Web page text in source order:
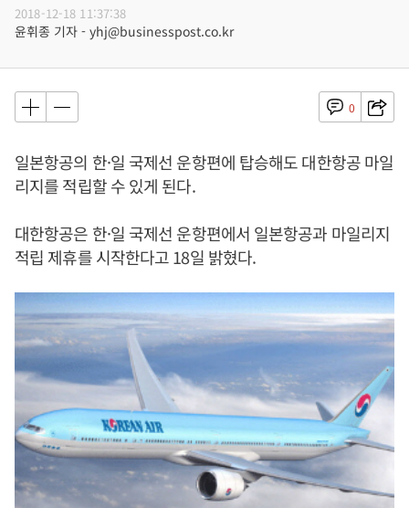
2018-12-18 11:37:38
윤휘종 기자 - yhj@businesspost.co.kr
0
일본항공의 한·일 국제선 운항편에 탑승해도 대한항공 마일
리지를 적립할 수 있게 된다.
대한항공은 한·일 국제선 운항편에서 일본항공과 마일리지
적립 제휴를 시작한다고 18일 밝혔다.